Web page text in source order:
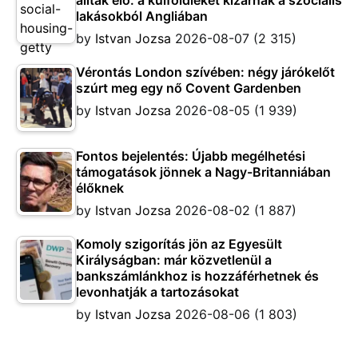
lakásokból Angliában
by Istvan Jozsa 2026-08-07 (2 315)
Vérontás London szívében: négy járókelőt
szúrt meg egy nő Covent Gardenben
by Istvan Jozsa 2026-08-05 (1 939)
Fontos bejelentés: Újabb megélhetési
támogatások jönnek a Nagy-Britanniában
élőknek
by Istvan Jozsa 2026-08-02 (1 887)
Komoly szigorítás jön az Egyesült
Királyságban: már közvetlenül a
bankszámlánkhoz is hozzáférhetnek és
levonhatják a tartozásokat
by Istvan Jozsa 2026-08-06 (1 803)